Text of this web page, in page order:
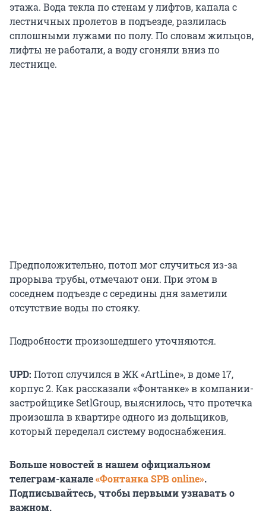
этажа. Вода текла по стенам у лифтов, капала с
лестничных пролетов в подъезде, разлилась
сплошными лужами по полу. По словам жильцов,
лифты не работали, а воду сгоняли вниз по
лестнице.
Предположительно, потоп мог случиться из-за
прорыва трубы, отмечают они. При этом в
соседнем подъезде с середины дня заметили
отсутствие воды по стояку.
Подробности произошедшего уточняются.
UPD: Потоп случился в ЖК «ArtLine», в доме 17,
корпус 2. Как рассказали «Фонтанке» в компании-
застройщике SetlGroup, выяснилось, что протечка
произошла в квартире одного из дольщиков,
который переделал систему водоснабжения.
Больше новостей в нашем официальном
телеграм-канале«Фонтанка SPB online».
Подписывайтесь, чтобы первыми узнавать о
важном.